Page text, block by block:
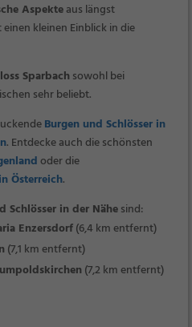
Aspekteaus längst
kleinen Einblick in die
Sparbach sowohl bei
sehr beliebt.
Burgen und Schlösser in
. Entdecke auch die schönsten
oder die
Österreich.
Schlösser in der Nähesind:
Enzersdorf(6,4 km entfernt)
(7,1 km entfernt)
(7,2 km entfernt)